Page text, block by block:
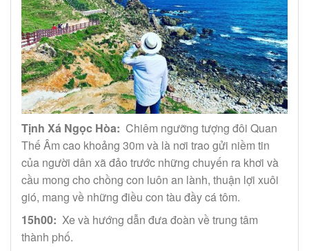
Tịnh Xá Ngọc Hòa: Chiêm ngưỡng tượng đôi Quan
Thế Âm cao khoảng 30m và là nơi trao gửi niềm tin
của người dân xã đảo trước những chuyến ra khơi và
cầu mong cho chồng con luôn an lành, thuận lợi xuôi
gió, mang về những điều con tàu đầy cá tôm.
15h00: Xe và hướng dẫn đưa đoàn về trung tâm
thành phố.